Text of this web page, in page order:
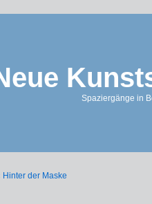
Spaziergänge in
Hinter der Maske